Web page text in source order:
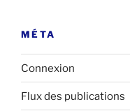
MÉTA
Connexion
Flux des publications